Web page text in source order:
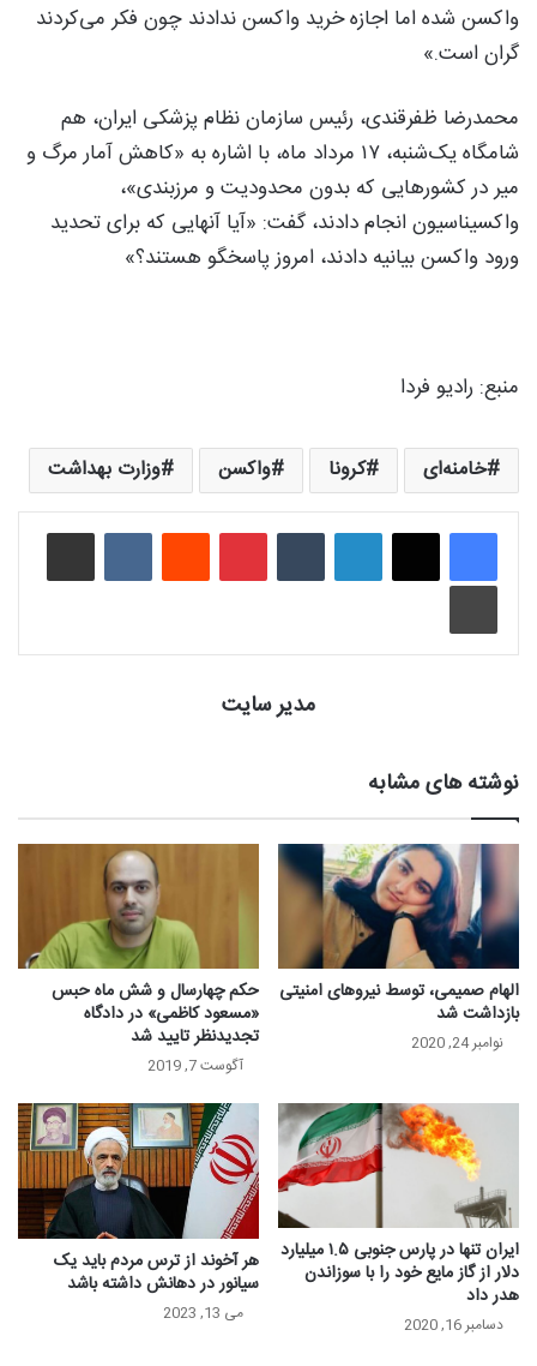
واکسن شده اما اجازه خرید واکسن ندادند چون فکر می‌کردند
گران است.»
محمدرضا ظفرقندی، رئیس سازمان نظام پزشکی ایران، هم
شامگاه یک‌شنبه، ۱۷ مرداد ماه، با اشاره به «کاهش آمار مرگ و
میر در کشورهایی که بدون محدودیت و مرزبندی»،
واکسیناسیون انجام دادند، گفت: «آیا آنهایی که برای تحدید
ورود واکسن بیانیه دادند، امروز پاسخگو هستند؟»
منبع: رادیو فردا
خامنه‌ای کرونا واکسن وزارت بهداشت
لینکدین ‫پین‌ترست ‫رددیت
چاپ
مدیر سایت
نوشته های مشابه
الهام صمیمی، توسط نیروهای امنیتی
بازداشت شد
نوامبر 24, 2020
حکم چهارسال و شش ماه حبس
«مسعود کاظمی» در دادگاه
تجدیدنظر تایید شد
آگوست 7, 2019
ایران تنها در پارس جنوبی ۱.۵ میلیارد
دلار از گاز مایع خود را با سوزاندن
هدر داد
دسامبر 16, 2020
هر آخوند از ترس مردم باید یک
سیانور در دهانش داشته باشد
می 13, 2023